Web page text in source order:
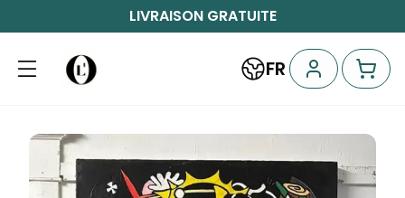
LIVRAISON GRATUITE
FR